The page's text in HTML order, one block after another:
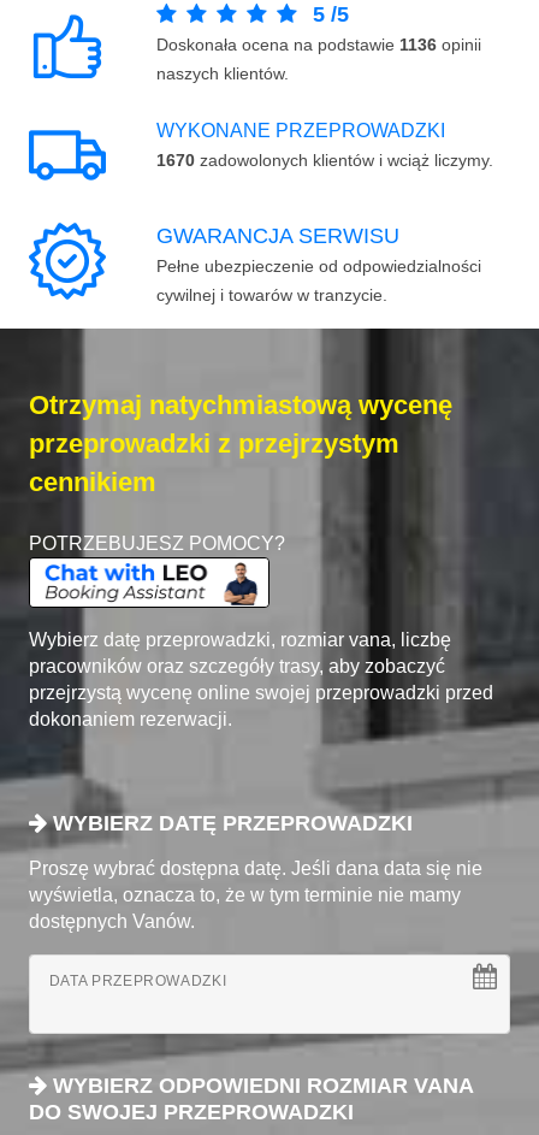
5 /5
Doskonała ocena na podstawie 1136 opinii
naszych klientów.
WYKONANE PRZEPROWADZKI
1670 zadowolonych klientów i wciąż liczymy.
GWARANCJA SERWISU
Pełne ubezpieczenie od odpowiedzialności
cywilnej i towarów w tranzycie.
Otrzymaj natychmiastową wycenę
przeprowadzki z przejrzystym
cennikiem
POTRZEBUJESZ POMOCY?
Wybierz datę przeprowadzki, rozmiar vana, liczbę
pracowników oraz szczegóły trasy, aby zobaczyć
przejrzystą wycenę online swojej przeprowadzki przed
dokonaniem rezerwacji.
WYBIERZ DATĘ PRZEPROWADZKI
Proszę wybrać dostępna datę. Jeśli dana data się nie
wyświetla, oznacza to, że w tym terminie nie mamy
dostępnych Vanów.
DATA PRZEPROWADZKI
WYBIERZ ODPOWIEDNI ROZMIAR VANA
DO SWOJEJ PRZEPROWADZKI